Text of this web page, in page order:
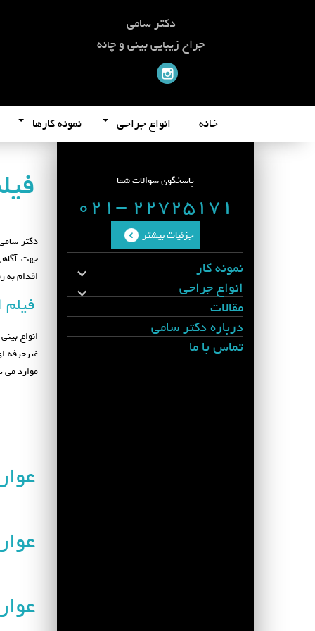
دکتر سامی
جراح زیبایی بینی و چانه
خانه انواع جراحی نمونه کارها
دکتر
جهت
اقدام به
فیلم
انواع
غیرحرفه
موارد می
پاسخگوی سوالات شما
22725171 -021
جزئیات بیشتر
نمونه کار
انواع جراحی
مقالات
درباره دکتر سامی
تماس با ما